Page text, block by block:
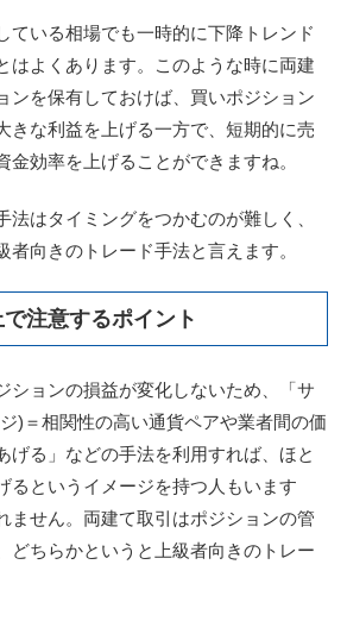
ている相場でも一時的に下降トレンド
はよくあります。このような時に両建
ンを保有しておけば、買いポジション
きな利益を上げる一方で、短期的に売
金効率を上げることができますね。
法はタイミングをつかむのが難しく、
者向きのトレード手法と言えます。
注意するポイント
ションの損益が変化しないため、「サ
)＝相関性の高い通貨ペアや業者間の価
げる」などの手法を利用すれば、ほと
るというイメージを持つ人もいます
ません。両建て取引はポジションの管
どちらかというと上級者向きのトレー